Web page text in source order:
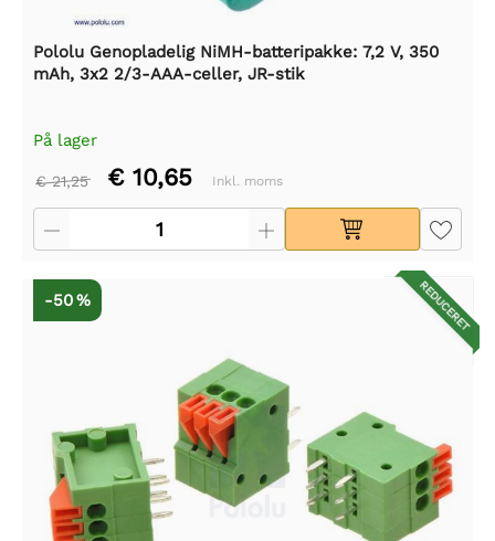
Pololu Genopladelig NiMH-batteripakke: 7,2 V, 350
mAh, 3x2 2/3-AAA-celler, JR-stik
På lager
€ 21,25 € 10,65 Inkl. moms
REDUCERET
-50 %